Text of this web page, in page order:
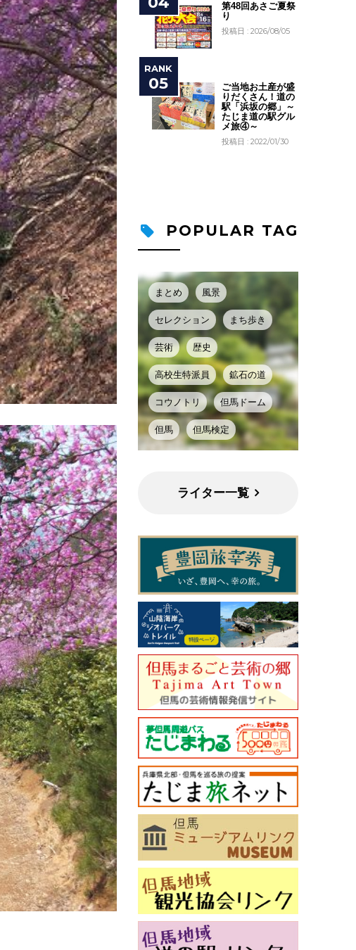
第48回あさご夏祭
り
投稿日 : 2026/08/05
ご当地お土産が盛
りだくさん！道の
駅「浜坂の郷」～
たじま道の駅グル
メ旅④～
投稿日 : 2022/01/30
POPULAR TAG
まとめ 風景
セレクション まち歩き
芸術 歴史
高校生特派員 鉱石の道
コウノトリ 但馬ドーム
但馬 但馬検定
ライター一覧